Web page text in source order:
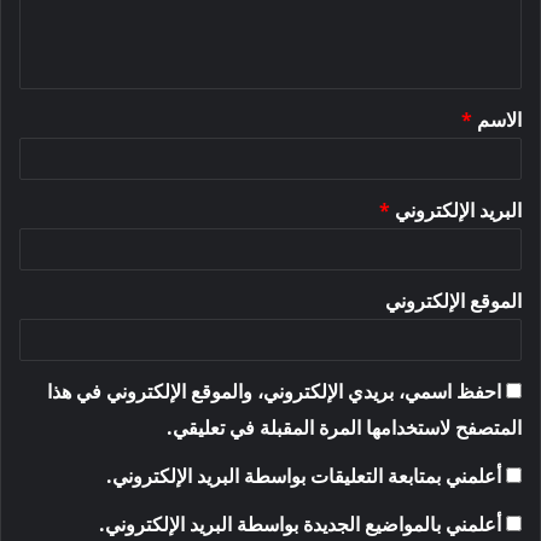
*
الاسم *
البريد الإلكتروني *
الموقع الإلكتروني
احفظ اسمي، بريدي الإلكتروني، والموقع الإلكتروني في هذا
المتصفح لاستخدامها المرة المقبلة في تعليقي.
أعلمني بمتابعة التعليقات بواسطة البريد الإلكتروني.
أعلمني بالمواضيع الجديدة بواسطة البريد الإلكتروني.